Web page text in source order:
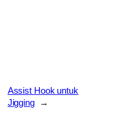
Assist Hook untuk
Jigging
→